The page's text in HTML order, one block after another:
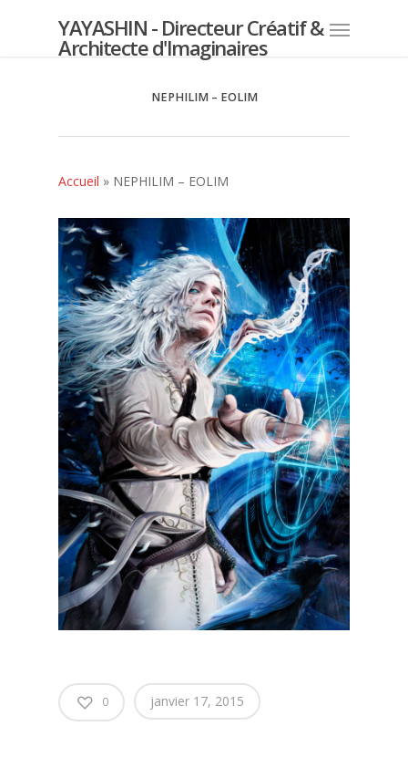
YAYASHIN - Directeur Créatif &
Architecte d'Imaginaires
NEPHILIM – EOLIM
Accueil » NEPHILIM – EOLIM
0 janvier 17, 2015